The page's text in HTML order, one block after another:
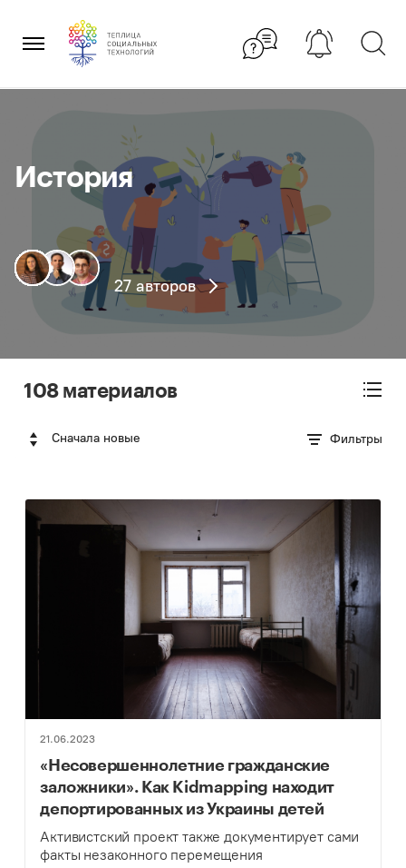
содержанию
×
История
27 авторов
108 материалов
Сначала новые Фильтры
21.06.2023
«Несовершеннолетние гражданские
заложники». Как Kidmapping находит
депортированных из Украины детей
Активистский проект также документирует сами
факты незаконного перемещения